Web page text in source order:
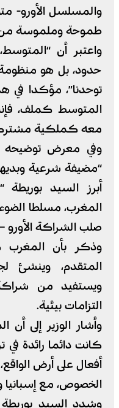
والمسلسل الأورو-
طموحة وملموسة من
واعتبر أن
حدود، بل هو
توحدنا”، مؤكدا في
المتوسط كملف،
معه كملكية
وفي معرض توضيحه
“مضيفة شرعية
أبرز السيد بوريطة
المغرب، مسلطا
صلب الشراكة الأورو
وذكر بأن المغرب
المتقدم، وينشئ
ويستفيد من شراكة
التزامات بيئية.
وأشار الوزير إلى أن
كانت دائما رائدة في
أفعال على أرض
الخصوص، مع إسبانيا
وشدد السيد بوريطة